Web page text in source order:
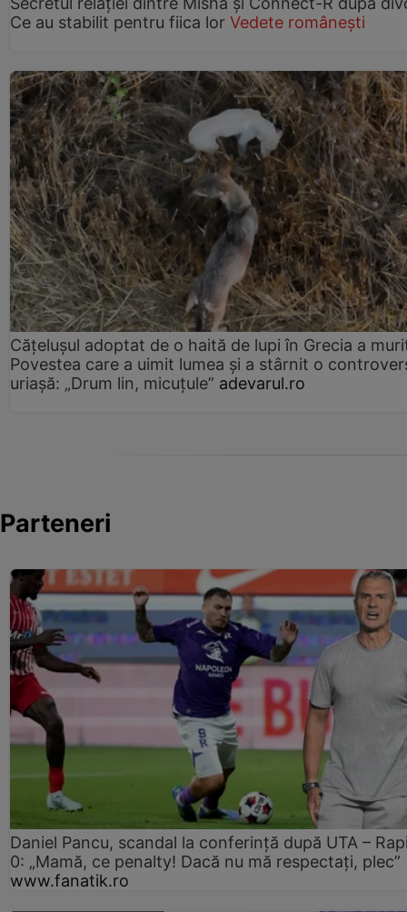
Ce au stabilit pentru fiica lor Vedete românești
Cățelușul adoptat de o haită de lupi în Grecia a
Povestea care a uimit lumea și a stârnit o
uriașă: „Drum lin, micuțule” adevarul.ro
Parteneri
Daniel Pancu, scandal la conferință după UTA –
0: „Mamă, ce penalty! Dacă nu mă respectați, plec”
www.fanatik.ro